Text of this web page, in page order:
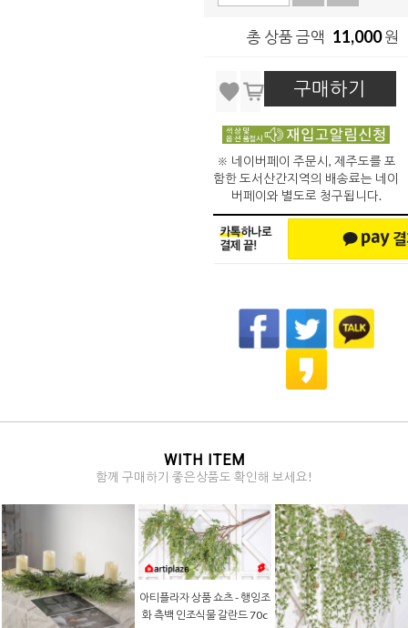
총 상품 금액 11,000원
구매하기
※ 네이버페이 주문시, 제주도를 포
함한 도서산간지역의 배송료는 네이
버페이와 별도로 청구됩니다.
WITH ITEM
함께 구매하기 좋은상품도 확인해 보세요!